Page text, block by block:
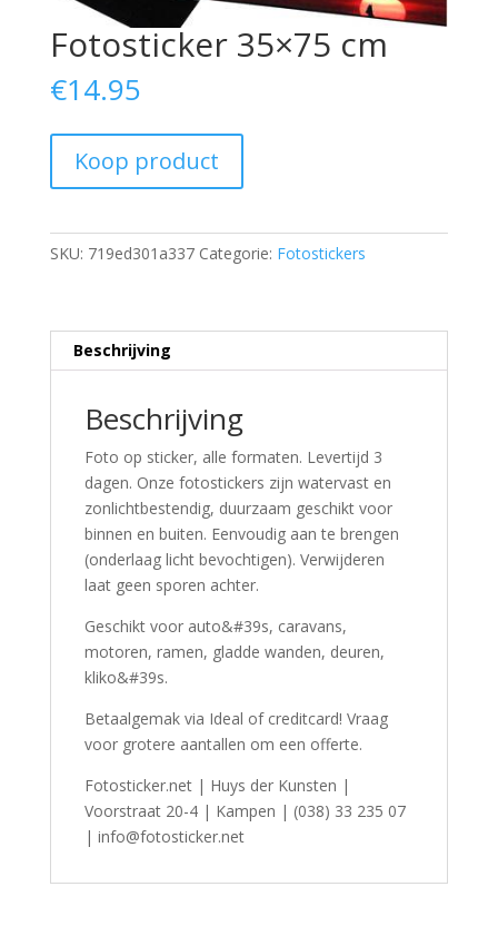
Fotosticker 35×75 cm
€14.95
Koop product
SKU: 719ed301a337 Categorie: Fotostickers
Beschrijving
Beschrijving
Foto op sticker, alle formaten. Levertijd 3
dagen. Onze fotostickers zijn watervast en
zonlichtbestendig, duurzaam geschikt voor
binnen en buiten. Eenvoudig aan te brengen
(onderlaag licht bevochtigen). Verwijderen
laat geen sporen achter.
Geschikt voor auto&#39s, caravans,
motoren, ramen, gladde wanden, deuren,
kliko&#39s.
Betaalgemak via Ideal of creditcard! Vraag
voor grotere aantallen om een offerte.
Fotosticker.net | Huys der Kunsten |
Voorstraat 20-4 | Kampen | (038) 33 235 07
| info@fotosticker.net